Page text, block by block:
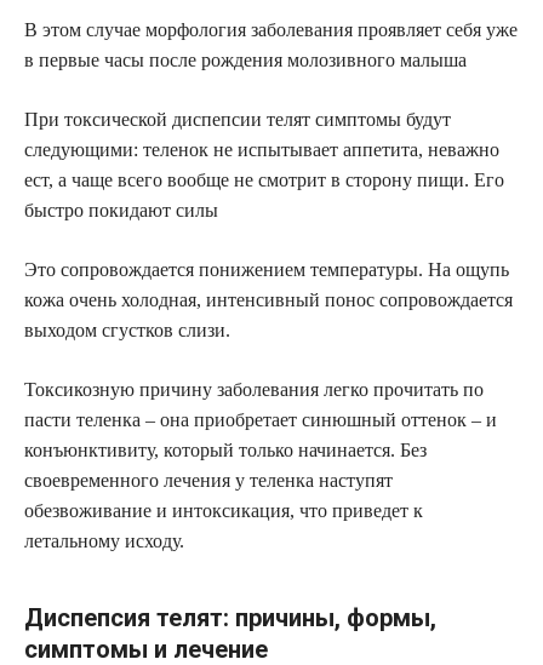
В этом случае морфология заболевания проявляет себя уже
в первые часы после рождения молозивного малыша
При токсической диспепсии телят симптомы будут
следующими: теленок не испытывает аппетита, неважно
ест, а чаще всего вообще не смотрит в сторону пищи. Его
быстро покидают силы
Это сопровождается понижением температуры. На ощупь
кожа очень холодная, интенсивный понос сопровождается
выходом сгустков слизи.
Токсикозную причину заболевания легко прочитать по
пасти теленка – она приобретает синюшный оттенок – и
конъюнктивиту, который только начинается. Без
своевременного лечения у теленка наступят
обезвоживание и интоксикация, что приведет к
летальному исходу.
Диспепсия телят: причины, формы,
симптомы и лечение